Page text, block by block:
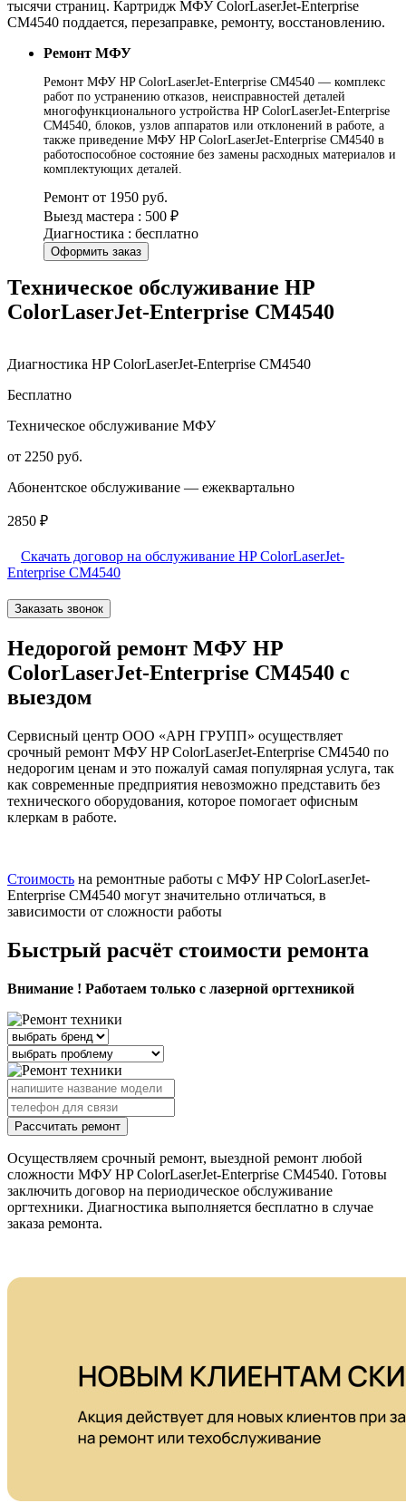
тысячи страниц. Картридж МФУ ColorLaserJet-Enterprise
CM4540 поддается, перезаправке, ремонту, восстановлению.
Ремонт МФУ
Ремонт МФУ HP ColorLaserJet-Enterprise CM4540 — комплекс
работ по устранению отказов, неисправностей деталей
многофункционального устройства HP ColorLaserJet-Enterprise
CM4540, блоков, узлов аппаратов или отклонений в работе, а
также приведение МФУ HP ColorLaserJet-Enterprise CM4540 в
работоспособное состояние без замены расходных материалов и
комплектующих деталей.
Ремонт от 1950 руб.
Выезд мастера : 500 ₽
Диагностика : бесплатно
Оформить заказ
Техническое обслуживание HP
ColorLaserJet-Enterprise CM4540
Диагностика HP ColorLaserJet-Enterprise CM4540
Бесплатно
Техническое обслуживание МФУ
от 2250 руб.
Абонентское обслуживание — ежеквартально
2850 ₽
Скачать договор на обслуживание HP ColorLaserJet-
Enterprise CM4540
Заказать звонок
Недорогой ремонт МФУ HP
ColorLaserJet-Enterprise CM4540 с
выездом
Сервисный центр ООО «АРН ГРУПП» осуществляет
срочный ремонт МФУ HP ColorLaserJet-Enterprise CM4540 по
недорогим ценам и это пожалуй самая популярная услуга, так
как современные предприятия невозможно представить без
технического оборудования, которое помогает офисным
клеркам в работе.
Стоимость на ремонтные работы с МФУ HP ColorLaserJet-
Enterprise CM4540 могут значительно отличаться, в
зависимости от сложности работы
Быстрый расчёт стоимости ремонта
Внимание ! Работаем только с лазерной оргтехникой
Рассчитать ремонт
Осуществляем срочный ремонт, выездной ремонт любой
сложности МФУ HP ColorLaserJet-Enterprise CM4540. Готовы
заключить договор на периодическое обслуживание
оргтехники. Диагностика выполняется бесплатно в случае
заказа ремонта.